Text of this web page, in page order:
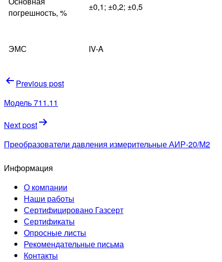
погрешность, %
±0,1; ±0,2; ±0,5
ЭМС IV-A
Навигация
по
записям
Previous post
Модель 711.11
Next post
Преобразователи давления измерительные АИР-20/М2
Информация
О компании
Наши работы
Сертифицировано Газсерт
Сертификаты
Опросные листы
Рекомендательные письма
Контакты